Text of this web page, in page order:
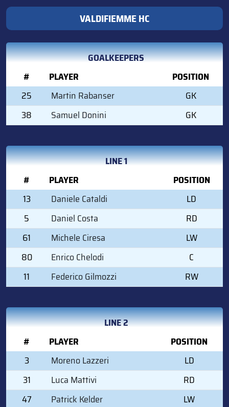
VALDIFIEMME HC
GOALKEEPERS
#
PLAYER
POSITION
25
Martin Rabanser
GK
38
Samuel Donini GK
LINE 1
#
PLAYER
POSITION
13
Daniele Cataldi
LD
5
Daniel Costa
RD
61
Michele Ciresa
LW
80
Enrico Chelodi
C
11
Federico Gilmozzi RW
LINE 2
#
PLAYER
POSITION
3
Moreno Lazzeri
LD
31
Luca Mattivi
RD
47
Patrick Kelder
LW